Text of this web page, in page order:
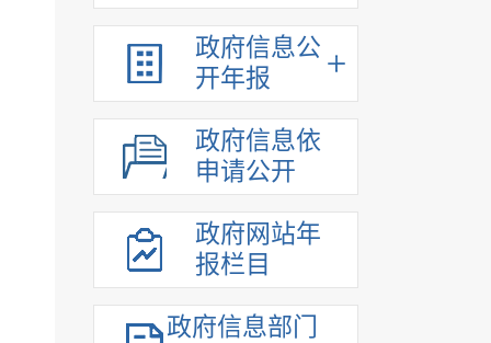
政府信息公
开年报
政府信息依
申请公开
政府网站年
报栏目
政府信息部门